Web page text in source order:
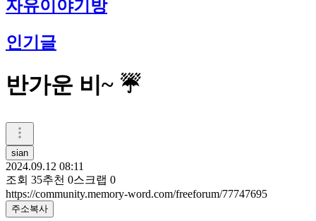
자유이야기방
인기글
반가운 비~ ☔️
sian
2024.09.12 08:11
조회 35추천 0스크랩 0
https://community.memory-word.com/freeforum/77747695
주소복사